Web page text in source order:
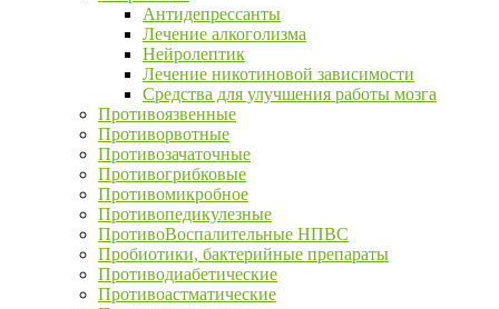
Антидепрессанты
Лечение алкоголизма
Нейролептик
Лечение никотиновой зависимости
Средства для улучшения работы мозга
Противоязвенные
Противорвотные
Противозачаточные
Противогрибковые
Противомикробное
Противопедикулезные
ПротивоВоспалительные НПВС
Пробиотики, бактерийные препараты
Противодиабетические
Противоастматические